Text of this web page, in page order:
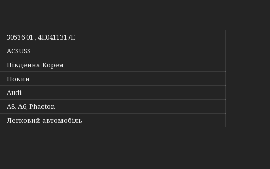
30536 01 , 4E0411317E
ACSUSS
Південна Корея
Новий
Audi
A8, A6, Phaeton
Легковий автомобіль